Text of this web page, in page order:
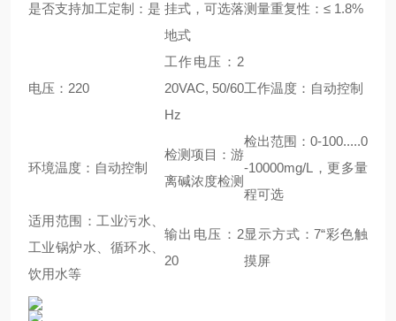
是否支持加工定制：是 挂式，可选落
地式
测量重复性：≤ 1.8%
电压：220
工作电压：2
20VAC, 50/60
Hz
工作温度：自动控制
环境温度：自动控制
检测项目：游
离碱浓度检测
检出范围：0-100.....0
-10000mg/L，更多量
程可选
适用范围：工业污水、
工业锅炉水、循环水、
饮用水等
输出电压：2
20
显示方式：7“彩色触
摸屏